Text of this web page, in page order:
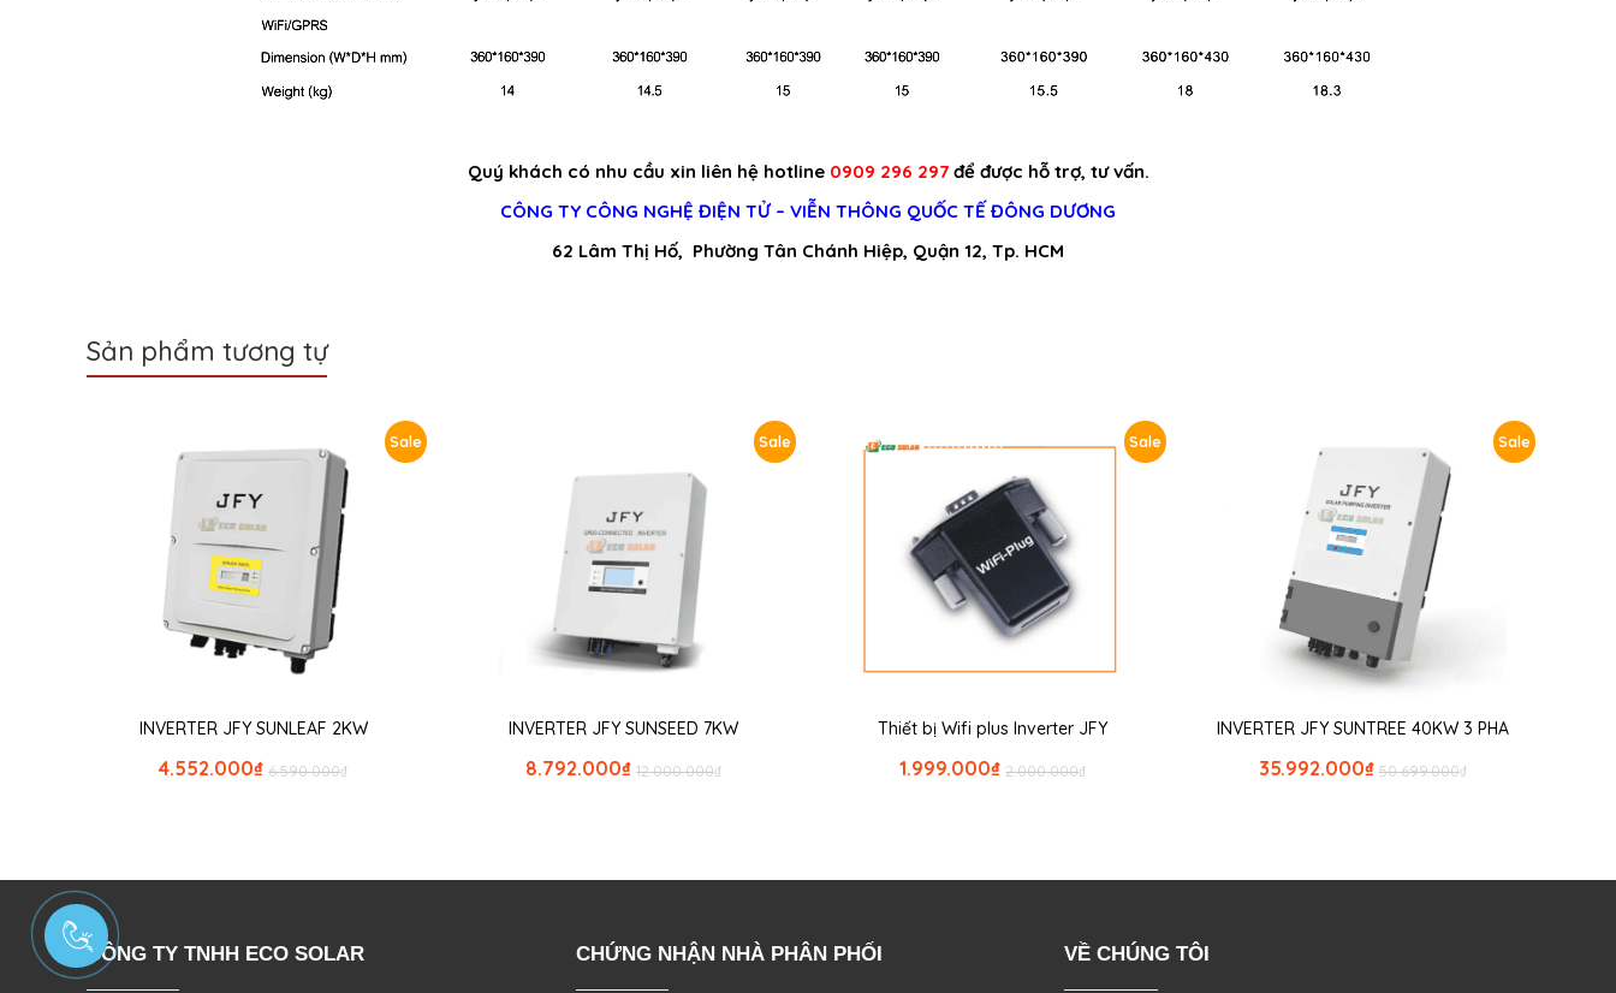
Quý khách có nhu cầu xin liên hệ hotline 0909 296 297 để được hỗ trợ, tư vấn.
CÔNG TY CÔNG NGHỆ ĐIỆN TỬ – VIỄN THÔNG QUỐC TẾ ĐÔNG DƯƠNG
62 Lâm Thị Hố, Phường Tân Chánh Hiệp, Quận 12, Tp. HCM
Sản phẩm tương tự
Sale
INVERTER JFY SUNLEAF 2KW
₫
6.590.000
₫
4.552.000
Sale
INVERTER JFY SUNSEED 7KW
₫
12.000.000
₫
8.792.000
Sale
Thiết bị Wifi plus Inverter JFY
₫
2.000.000
₫
1.999.000
Sale
INVERTER JFY SUNTREE 40KW 3 PHA
₫
50.699.000
₫
35.992.000
CÔNG TY TNHH ECO SOLAR CHỨNG NHẬN NHÀ PHÂN PHỐI VỀ CHÚNG TÔI